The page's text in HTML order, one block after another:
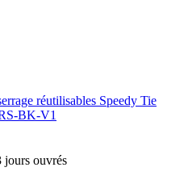
réutilisables Speedy Tie
BK-V1
jours ouvrés